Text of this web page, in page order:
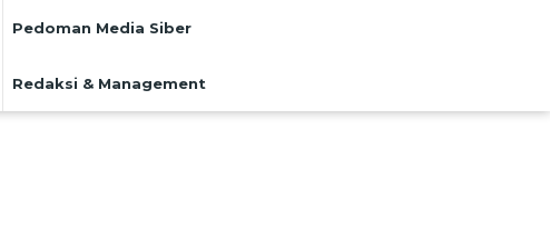
Pedoman Media Siber
Redaksi & Management